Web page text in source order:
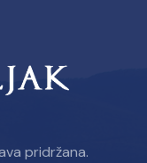
pridržana.